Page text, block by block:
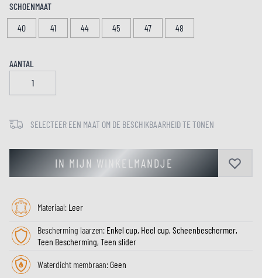
SCHOENMAAT
40
41 44 45 47 48
AANTAL
SELECTEER EEN MAAT OM DE BESCHIKBAARHEID TE TONEN
IN MIJN WINKELMANDJE
Materiaal: Leer
Bescherming laarzen: Enkel cup, Heel cup, Scheenbeschermer,
Teen Bescherming, Teen slider
Waterdicht membraan:Geen